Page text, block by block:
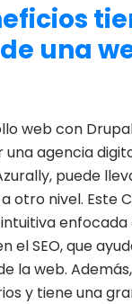
una
web con
agencia
puede
otro nivel. Este
el SEO, que
la web.
y tiene una